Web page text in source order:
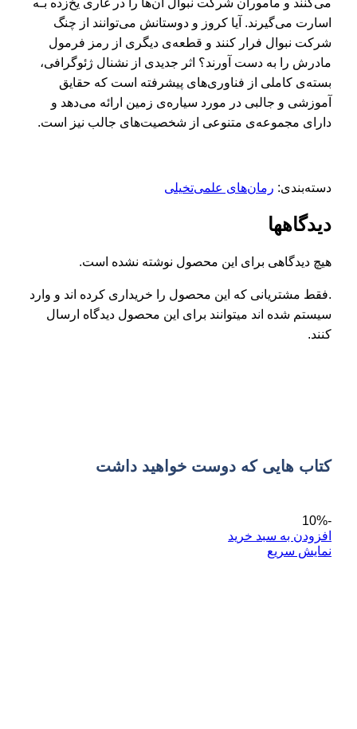
می‌کنند و مأموران شرکت نبوال آن‌ها را در غاری یخ‌زده بـه
اسارت می‌گیرند. آیا کروز و دوستانش می‌توانند از چنگ
شرکت نبوال فرار کنند و قطعه‌ی دیگری از رمز فرمول
مادرش را به دست آورند؟ اثر جدیدی از نشنال ژئوگرافی،
بسته‌ی کاملی از فناوری‌های پیشرفته است که حقایق
آموزشی و جالبی در مورد سیاره‌ی زمین ارائه می‌دهد و
دارای مجموعه‌ی متنوعی از شخصیت‌های جالب نیز است.
دسته‌بندی: رمان‌های علمی‌تخیلی
دیدگاهها
هیچ دیدگاهی برای این محصول نوشته نشده است.
.فقط مشتریانی که این محصول را خریداری کرده اند و وارد
سیستم شده اند میتوانند برای این محصول دیدگاه ارسال
کنند.
کتاب هایی که دوست خواهید داشت
-10%
افزودن به سبد خرید
نمایش سریع